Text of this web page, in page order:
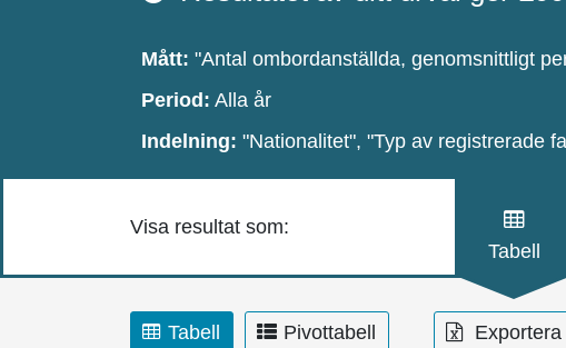
Mått: "Antal ombordanställda, genomsnittligt
Period: Alla år
Indelning: "Nationalitet", "Typ av registrerade
Visa resultat som:
Tabell
Tabell Pivottabell Exportera